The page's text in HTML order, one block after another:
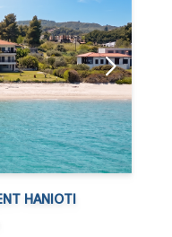
HANIOTI